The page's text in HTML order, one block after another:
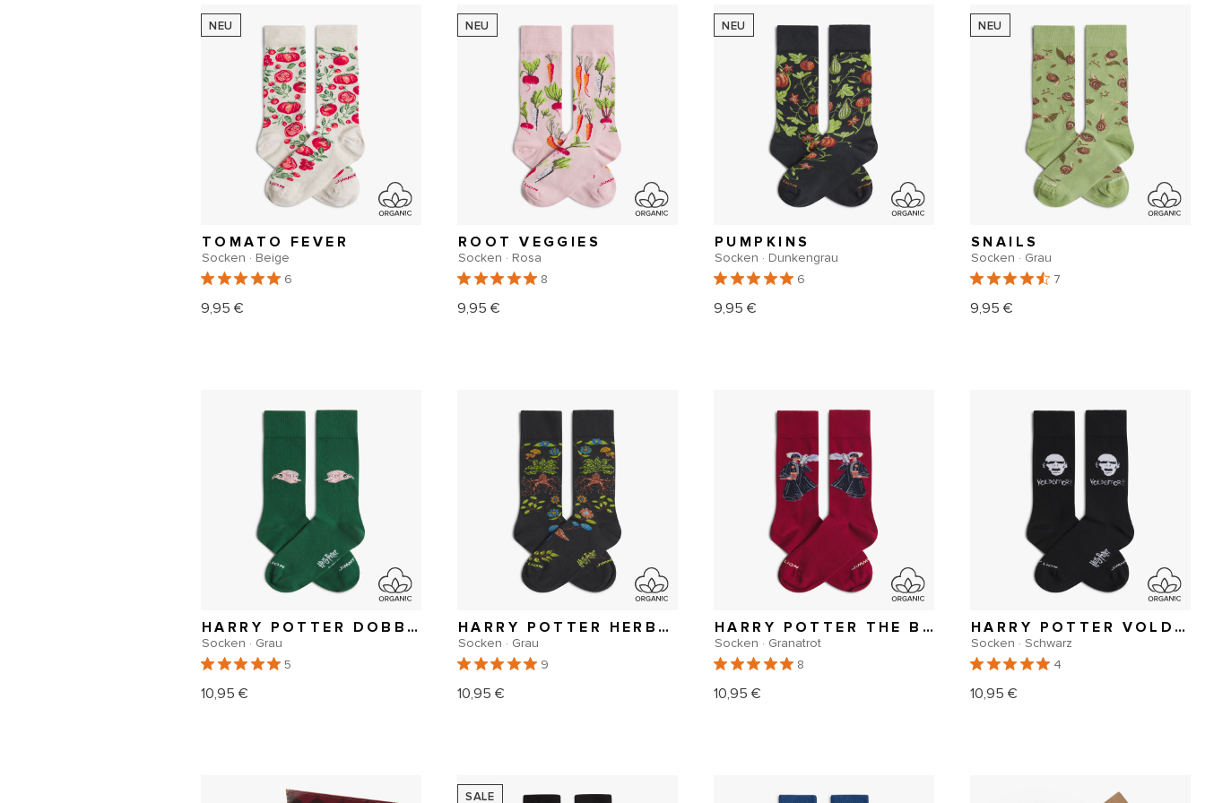
NEU
TOMATO FEVER
Socken · Beige
6
Normaler
9,95 €
NEU
ROOT VEGGIES
Socken · Rosa
8
Normaler
9,95 €
NEU
PUMPKINS
Socken · Dunkengrau
6
Normaler
9,95 €
NEU
SNAILS
Socken · Grau
7
Normaler
9,95 €
HARRY POTTER DOBBY SOCKS
Socken · Grau
5
Normaler
10,95 €
HARRY POTTER HERBOLOGY SOCKS
Socken · Grau
9
Normaler
10,95 €
HARRY POTTER THE BOY WHO LIVED SOCKS
Socken · Granatrot
8
Normaler
10,95 €
HARRY POTTER VOLDEMORT SOCKS
Socken · Schwarz
4
Normaler
10,95 €
SALE